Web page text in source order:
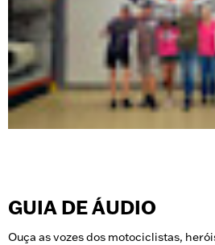
GUIA DE ÁUDIO
Ouça as vozes dos motociclistas,